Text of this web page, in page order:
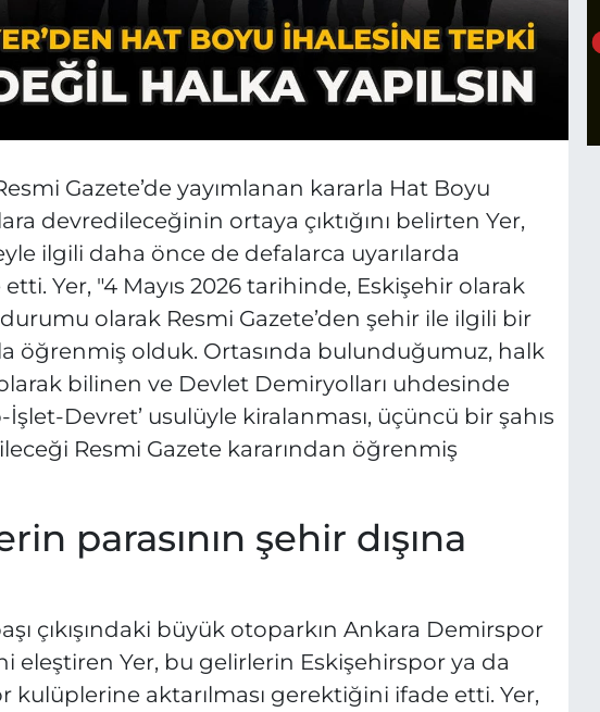
Gazete’de yayımlanan kararla Hat Boyu
devredileceğinin ortaya çıktığını belirten Yer,
ilgili daha önce de defalarca uyarılarda
Yer, "4 Mayıs 2026 tarihinde, Eskişehir olarak
olarak Resmi Gazete’den şehir ile ilgili bir
öğrenmiş olduk. Ortasında bulunduğumuz, halk
bilinen ve Devlet Demiryolları uhdesinde
İşlet-Devret’ usulüyle kiralanması, üçüncü bir şahıs
Resmi Gazete kararından öğrenmiş
parasının şehir dışına
çıkışındaki büyük otoparkın Ankara Demirspor
eleştiren Yer, bu gelirlerin Eskişehirspor ya da
aktarılması gerektiğini ifade etti. Yer,